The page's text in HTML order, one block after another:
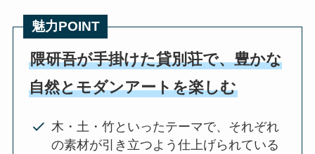
魅力POINT
隈研吾が手掛けた貸別荘で、豊かな
自然とモダンアートを楽しむ
木・土・竹といったテーマで、それぞれ
の素材が引き立つよう仕上げられている